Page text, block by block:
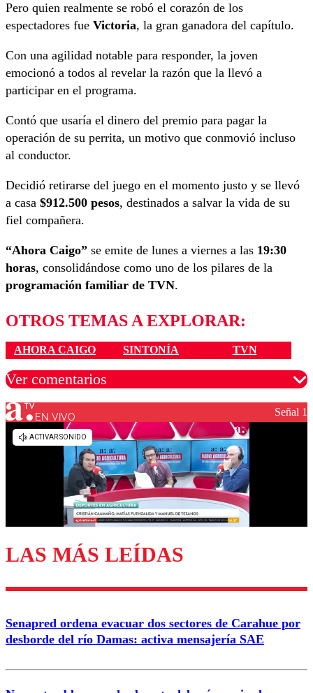
Pero quien realmente se robó el corazón de los
espectadores fue Victoria, la gran ganadora del capítulo.
Con una agilidad notable para responder, la joven
emocionó a todos al revelar la razón que la llevó a
participar en el programa.
Contó que usaría el dinero del premio para pagar la
operación de su perrita, un motivo que conmovió incluso
al conductor.
Decidió retirarse del juego en el momento justo y se llevó
a casa $912.500 pesos, destinados a salvar la vida de su
fiel compañera.
“Ahora Caigo” se emite de lunes a viernes a las 19:30
horas, consolidándose como uno de los pilares de la
programación familiar de TVN.
OTROS TEMAS A EXPLORAR:
AHORA CAIGO SINTONÍA TVN
Ver comentarios
Los comentarios son moderados para garantizar un
diálogo respetuoso.
Enviar comentario
EN VIVO Señal 1
LAS MÁS LEÍDAS
Senapred ordena evacuar dos sectores de Carahue por
desborde del río Damas: activa mensajería SAE